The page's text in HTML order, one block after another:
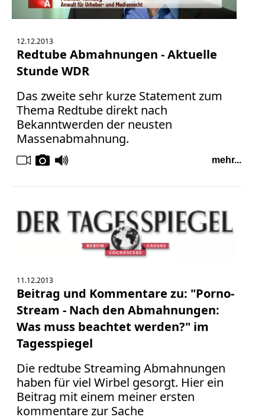
12.12.2013
Redtube Abmahnungen - Aktuelle
Stunde WDR
Das zweite sehr kurze Statement zum
Thema Redtube direkt nach
Bekanntwerden der neusten
Massenabmahnung.
mehr...
11.12.2013
Beitrag und Kommentare zu: "Porno-
Stream - Nach den Abmahnungen:
Was muss beachtet werden?" im
Tagesspiegel
Die redtube Streaming Abmahnungen
haben für viel Wirbel gesorgt. Hier ein
Beitrag mit einem meiner ersten
kommentare zur Sache